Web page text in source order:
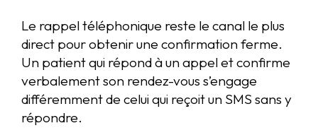
Le rappel téléphonique reste le canal le plus
direct pour obtenir une confirmation ferme.
Un patient qui répond à un appel et confirme
verbalement son rendez-vous s’engage
différemment de celui qui reçoit un SMS sans y
répondre.